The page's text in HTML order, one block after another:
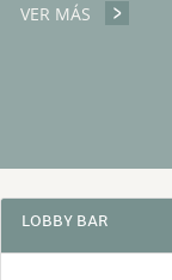
VER MÁS SALAS
3
LOBBY BAR